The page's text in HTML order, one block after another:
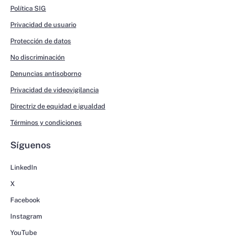
Política SIG
Privacidad de usuario
Protección de datos
No discriminación
Denuncias antisoborno
Privacidad de videovigilancia
Directriz de equidad e igualdad
Términos y condiciones
Síguenos
LinkedIn
X
Facebook
Instagram
YouTube